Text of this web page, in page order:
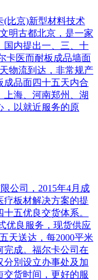
(比京)新型材料技术
明古都北京，是一家
国内提出一、三、十
卡医而耐板成品墙面
物流到达，非常规产
成品面四十五天内合
海、河南郑州、湖
，以就近服务的原
公司，2015年4月成
疗板材解决方案的提
五优良交货体系。
优良服务，现货供应
天送达，每2000平米
完成。福尔卡公司在
分別设立办事处及加
交货时间，更好的服